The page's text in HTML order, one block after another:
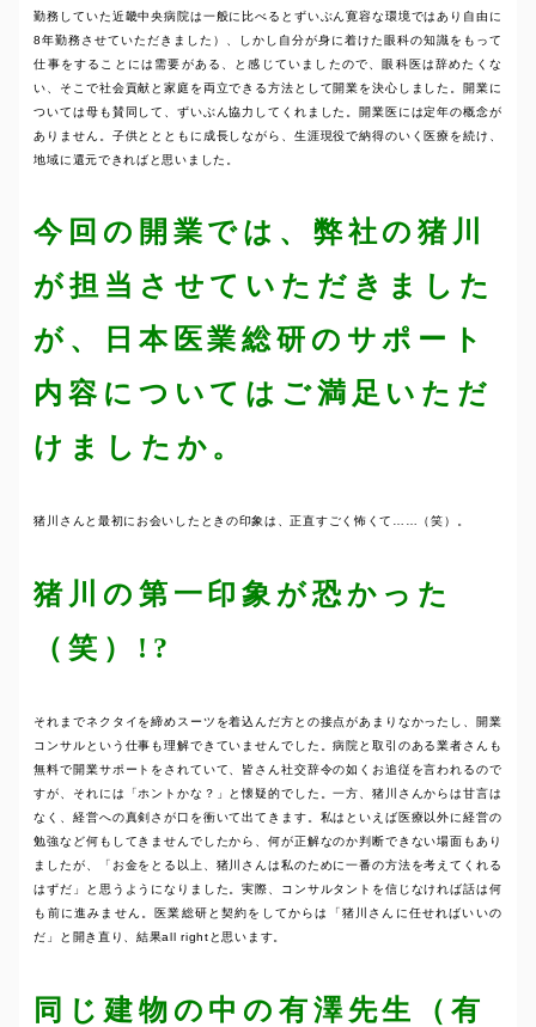
勤務していた近畿中央病院は一般に比べるとずいぶん寛容な環境ではあり自由に
8年勤務させていただきました）、しかし自分が身に着けた眼科の知識をもって
仕事をすることには需要がある、と感じていましたので、眼科医は辞めたくな
い、そこで社会貢献と家庭を両立できる方法として開業を決心しました。開業に
ついては母も賛同して、ずいぶん協力してくれました。開業医には定年の概念が
ありません。子供ととともに成長しながら、生涯現役で納得のいく医療を続け、
地域に還元できればと思いました。
今回の開業では、弊社の猪川
が担当させていただきました
が、日本医業総研のサポート
内容についてはご満足いただ
けましたか。
猪川さんと最初にお会いしたときの印象は、正直すごく怖くて……（笑）。
猪川の第一印象が恐かった
（笑）!?
それまでネクタイを締めスーツを着込んだ方との接点があまりなかったし、開業
コンサルという仕事も理解できていませんでした。病院と取引のある業者さんも
無料で開業サポートをされていて、皆さん社交辞令の如くお追従を言われるので
すが、それには「ホントかな？」と懐疑的でした。一方、猪川さんからは甘言は
なく、経営への真剣さが口を衝いて出てきます。私はといえば医療以外に経営の
勉強など何もしてきませんでしたから、何が正解なのか判断できない場面もあり
ましたが、「お金をとる以上、猪川さんは私のために一番の方法を考えてくれる
はずだ」と思うようになりました。実際、コンサルタントを信じなければ話は何
も前に進みません。医業総研と契約をしてからは「猪川さんに任せればいいの
だ」と開き直り、結果all rightと思います。
同じ建物の中の有澤先生（有